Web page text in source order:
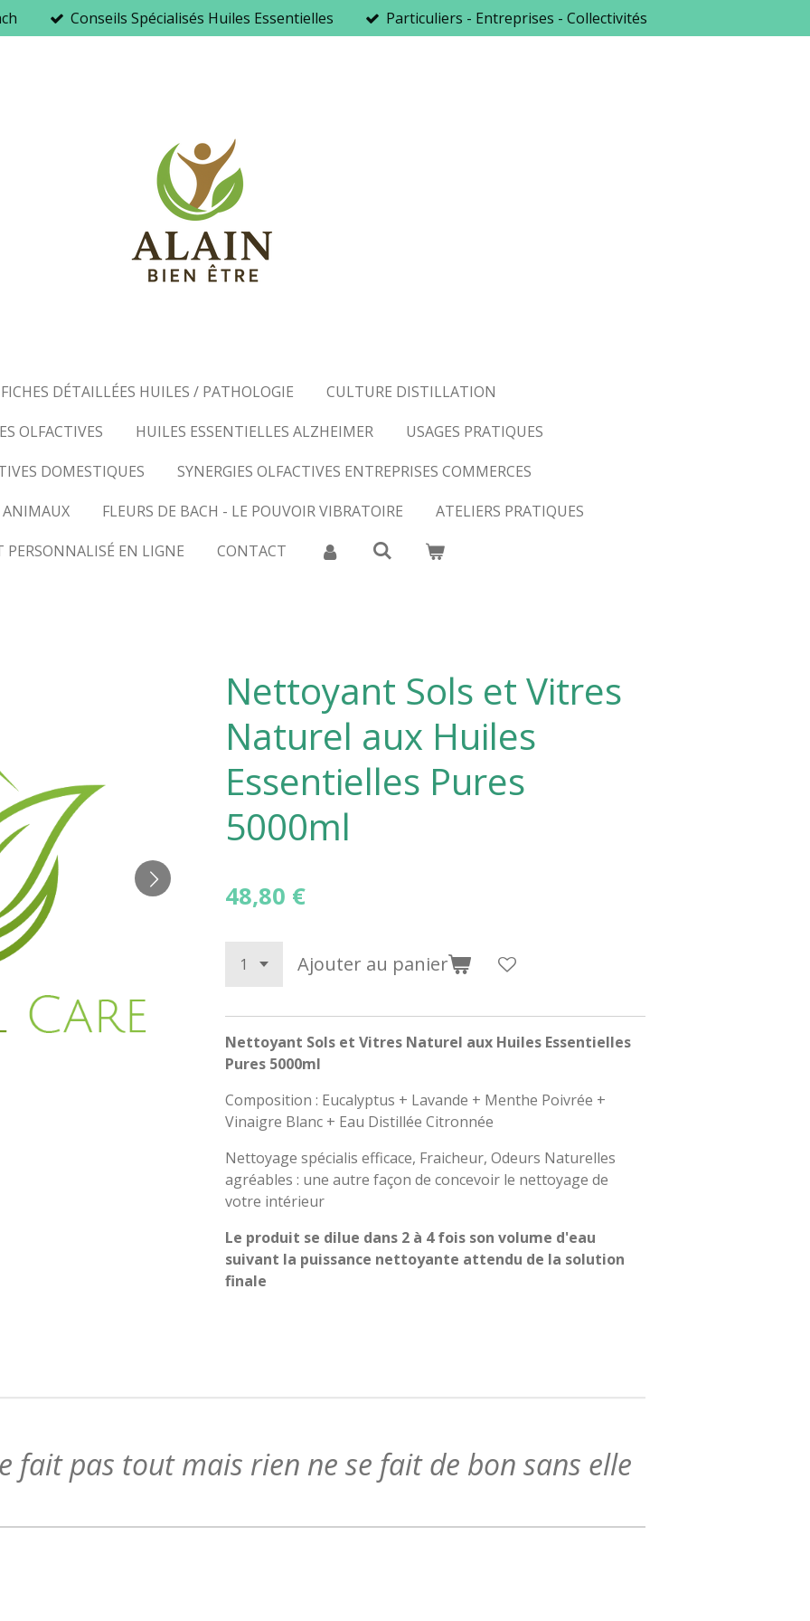
Conseils Spécialisés Huiles Essentielles Particuliers - Entreprises - Collectivités
FICHES DÉTAILLÉES HUILES / PATHOLOGIE
CULTURE DISTILLATION
OLFACTIVES
HUILES ESSENTIELLES ALZHEIMER
USAGES PRATIQUES
DOMESTIQUES
SYNERGIES OLFACTIVES ENTREPRISES COMMERCES
FLEURS DE BACH - LE POUVOIR VIBRATOIRE
ATELIERS PRATIQUES
PERSONNALISÉ EN LIGNE
CONTACT
Nettoyant Sols et Vitres
Naturel aux Huiles
Essentielles Pures
5000ml
48,80 €
Ajouter au panier
Nettoyant Sols et Vitres Naturel aux Huiles Essentielles
Pures 5000ml
Composition : Eucalyptus + Lavande + Menthe Poivrée +
Vinaigre Blanc + Eau Distillée Citronnée
Nettoyage spécialis efficace, Fraicheur, Odeurs Naturelles
agréables : une autre façon de concevoir le nettoyage de
votre intérieur
Le produit se dilue dans 2 à 4 fois son volume d'eau
suivant la puissance nettoyante attendu de la solution
finale
fait pas tout mais rien ne se fait de bon sans elle